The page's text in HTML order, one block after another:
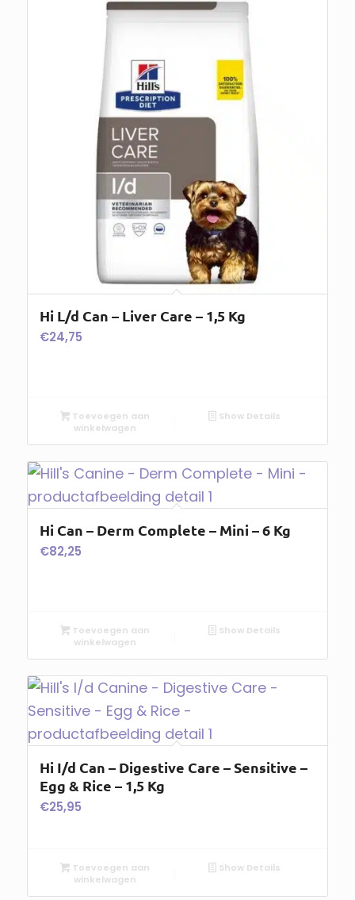
Hi L/d Can – Liver Care – 1,5 Kg
€24,75
Toevoegen aan
winkelwagen
Show Details
Hi Can – Derm Complete – Mini – 6 Kg
€82,25
Toevoegen aan
winkelwagen
Show Details
Hi I/d Can – Digestive Care – Sensitive –
Egg & Rice – 1,5 Kg
€25,95
Toevoegen aan
winkelwagen
Show Details